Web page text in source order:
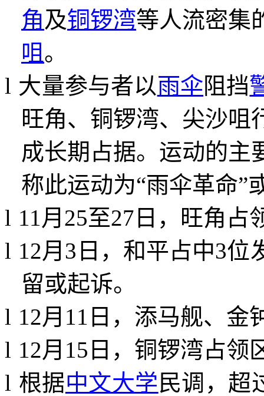
角及铜锣湾等人流密集
咀 。
l 大量参与者以雨伞阻挡
旺角、铜锣湾、尖沙咀
成长期占据。运动的主
称此运动为“雨伞革命”
l 11月 25至27 日，旺角占
l 12月 3 日，和平占中3位
留或起诉。
l 12月 11 日，添马舰、金
l 12月 15 日，铜锣湾占领
l 根据中文大学 民调，超